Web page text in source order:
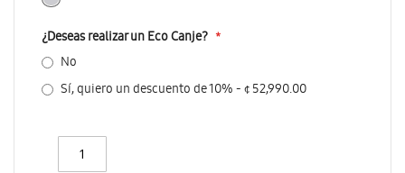
¿Deseas realizar un Eco Canje?
No
Sí, quiero un descuento de 10%-¢ 52,990.00